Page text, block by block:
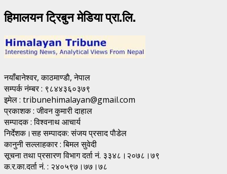
हिमालयन ट्रिबुन मेडिया प्रा.लि.
नयाँबानेश्वर, काठमाण्डाै, नेपाल
सम्पर्क नंम्बर : ९८४४३६०३७९
इमेल : tribunehimalayan@gmail.com
प्रकाशक : जीवन कुमारी दाहाल
सम्पादक : विश्वनाथ आचार्य
निर्देशक।सह सम्पादक: संजय प्रसाद पाैडेल
कानुनी सल्लाहकार : बिमल सुवेदी
सूचना तथा प्रसारण विभाग दर्ता नं. ३३४८।२०७८।७९
क.र.का.दर्ता नं. : २४०५९७।७७।७८